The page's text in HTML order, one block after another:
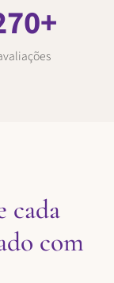
+
cada
com